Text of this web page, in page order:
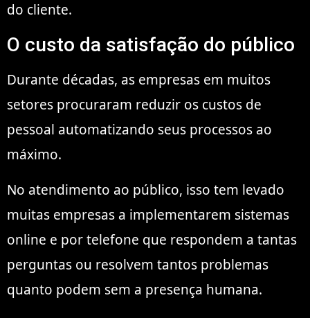
do cliente.
O custo da satisfação do público
Durante décadas, as empresas em muitos
setores procuraram reduzir os custos de
pessoal automatizando seus processos ao
máximo.
No atendimento ao público, isso tem levado
muitas empresas a implementarem sistemas
online e por telefone que respondem a tantas
perguntas ou resolvem tantos problemas
quanto podem sem a presença humana.